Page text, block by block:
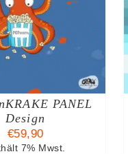
PANEL
Design
€59,90
7% Mwst.
AUSFÜHRUNG
DIESES
PRODUKT
WEIST
VARIANTEN
AUF.
DIE
OPTIONEN
KÖNNEN
AUF
/